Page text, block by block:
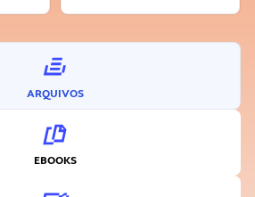
ARQUIVOS
EBOOKS